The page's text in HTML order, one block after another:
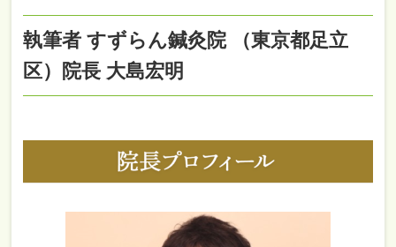
執筆者 すずらん鍼灸院 （東京都足立
区）院長 大島宏明